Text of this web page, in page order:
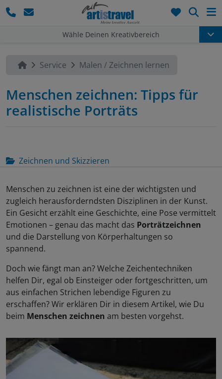
Wähle Deinen Kreativbereich
Service Malen / Zeichnen lernen
Menschen zeichnen: Tipps für
realistische Porträts
Zeichnen und Skizzieren
Menschen zu zeichnen ist eine der wichtigsten und
zugleich herausforderndsten Disziplinen in der Kunst.
Ein Gesicht erzählt eine Geschichte, eine Pose vermittelt
Emotionen – genau das macht das Porträtzeichnen
und die Darstellung von Körperhaltungen so
spannend.
Doch wie fängt man an? Welche Zeichentechniken
helfen Dir, egal ob Einsteiger oder fortgeschritten, um
aus einfachen Strichen lebendige Figuren zu
erschaffen? Wir erklären Dir in diesem Artikel, wie Du
beim Menschen zeichnen am besten vorgehst.